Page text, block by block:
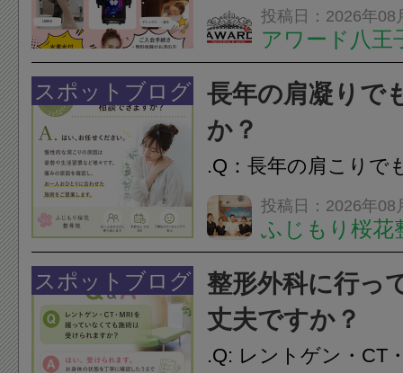
フエステを 思いっ
開催中
投稿日：2026年08
アワード八王
24時間ジム&
脱毛
スポットブログ
長年の肩凝りで
か？
.Q：長年の肩こりで
か？A：はい、お任
性的な肩こりの原因
慣など様々です。痛
し、お一人おひとり
をご提案します。.#
投稿日：2026年08
ふじもり桜花
スポットブログ
整形外科に行っ
丈夫ですか？
.Q: レントゲン・CT